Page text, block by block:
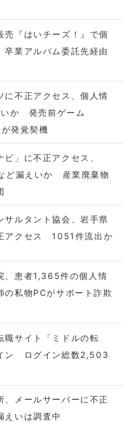
売『はいチーズ！』で個
業アルバム委託先経由
に不正アクセス、個人情
か 発売前ゲーム
発覚契機
ビ」に不正アクセス、
ど漏えいか 産業廃棄物
サルタント協会、岩手県
アクセス 1051件流出か
、患者1,365件の個人情
私物PCがサポート詐欺
職サイト「ミドルの転
ン ログイン総数2,503
、メールサーバーに不正
いは調査中